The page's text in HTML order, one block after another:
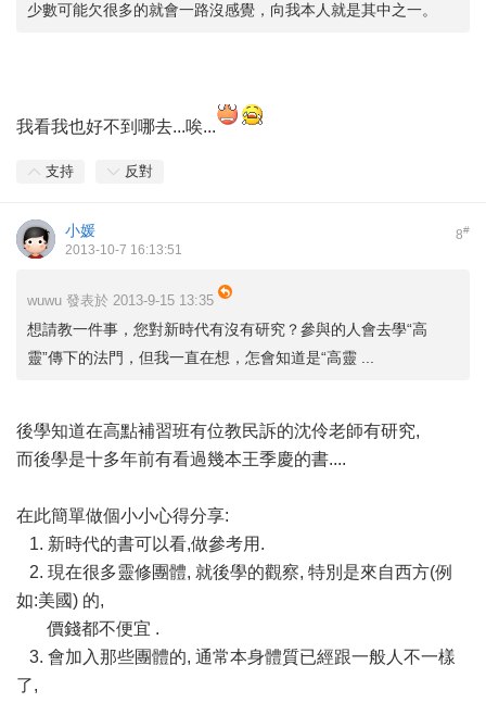
少數可能欠很多的就會一路沒感覺，向我本人就是其中之一。
我看我也好不到哪去...唉...
支持 反對
8#
小媛
2013-10-7 16:13:51
wuwu 發表於 2013-9-15 13:35
想請教一件事，您對新時代有沒有研究？參與的人會去學“高
靈”傳下的法門，但我一直在想，怎會知道是“高靈 ...
後學知道在高點補習班有位教民訴的沈伶老師有研究,
而後學是十多年前有看過幾本王季慶的書....
在此簡單做個小小心得分享:
1. 新時代的書可以看,做參考用.
2. 現在很多靈修團體, 就後學的觀察, 特別是來自西方(例
如:美國) 的,
價錢都不便宜 .
3. 會加入那些團體的, 通常本身體質已經跟一般人不一樣
了,